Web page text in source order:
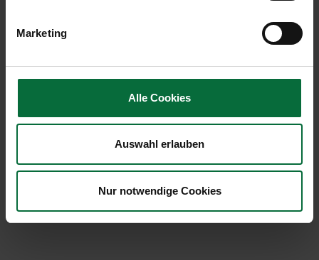
Marketing
Alle Cookies
Auswahl erlauben
Nur notwendige Cookies
Kalte Getränke
Reisebedarf
Tee